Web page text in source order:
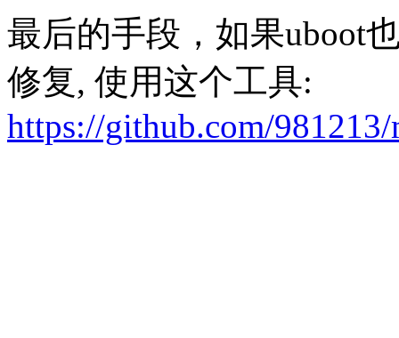
最后的手段，如果uboot
修复, 使用这个工具:
https://github.com/